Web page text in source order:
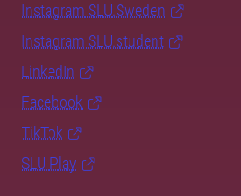
Instagram SLU.Sweden
Instagram SLU.student
LinkedIn
Facebook
TikTok
SLU Play